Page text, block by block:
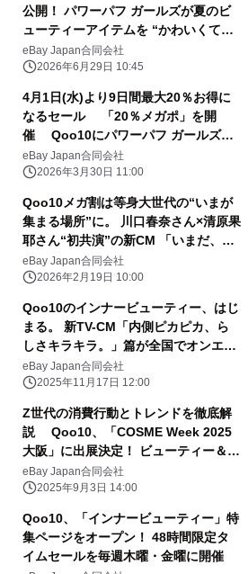
公開！ パワーパフ ガールズが夏のビ
ューティーアイテムを “かわいくて最
強”に楽しむ メガポ期間：2026年7
月1日(水)～7月9日(木)
eBay Japan合同会社
2026年6月29日 10:45
4月1日(水)より9日間最大20％お得に
なるセール 「20％メガポ」を開
催 Qoo10にパワーパフ ガールズが
初登場！
eBay Japan合同会社
2026年3月30日 11:00
Qoo10メガ割は等身大世代の“いまが
集まる場所”に。 川口春奈さん×清原果
耶さん“初共演”の新CM 「いまだ、メ
ガ割」篇 2月23日(月・祝)より全国
で放映開始
eBay Japan合同会社
2026年2月19日 10:00
Qoo10のインナービューティー、はじ
まる。 新TV-CM「内側ピカピカ、ら
しさキラキラ。」篇が全国でオンエ
ア！ 清原果耶さんの“内側から光り
輝く美しさ”の秘訣とは！？
eBay Japan合同会社
2025年11月17日 12:00
Z世代の消費行動とトレンドを徹底解
説 Qoo10、「COSME Week 2025
大阪」に出展決定！ ビューティー＆イ
ンナービューティーに関する 【商談予
約】の受付を開始
eBay Japan合同会社
2025年9月3日 14:00
Qoo10、「インナービューティー」特
集ページをオープン！ 48時間限定タ
イムセールを毎週木曜・金曜に開催